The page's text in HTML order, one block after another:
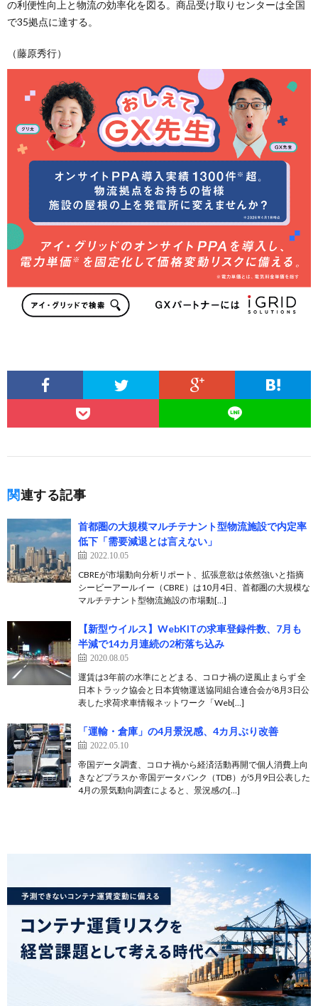
の利便性向上と物流の効率化を図る。商品受け取りセンターは全国
で35拠点に達する。
（藤原秀行）
関連する記事
首都圏の大規模マルチテナント型物流施設で内定率
低下「需要減退とは言えない」
2022.10.05
CBREが市場動向分析リポート、拡張意欲は依然強いと指摘
シービーアールイー（CBRE）は10月4日、首都圏の大規模な
マルチテナント型物流施設の市場動[…]
【新型ウイルス】WebKITの求車登録件数、7月も
半減で14カ月連続の2桁落ち込み
2020.08.05
運賃は3年前の水準にとどまる、コロナ禍の逆風止まらず 全
日本トラック協会と日本貨物運送協同組合連合会が8月3日公
表した求荷求車情報ネットワーク「Web[…]
「運輸・倉庫」の4月景況感、4カ月ぶり改善
2022.05.10
帝国データ調査、コロナ禍から経済活動再開で個人消費上向
きなどプラスか 帝国データバンク（TDB）が5月9日公表した
4月の景気動向調査によると、景況感の[…]